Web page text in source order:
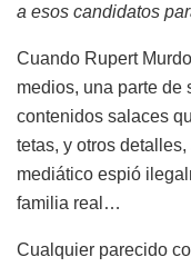
a esos candidatos
Cuando Rupert
medios, una parte de
contenidos salaces
tetas, y otros
mediático espió
familia real…
Cualquier parecido